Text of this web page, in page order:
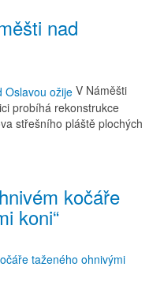
nad
V Náměšti
probíhá rekonstrukce
střešního pláště plochých
kočáře
koni“